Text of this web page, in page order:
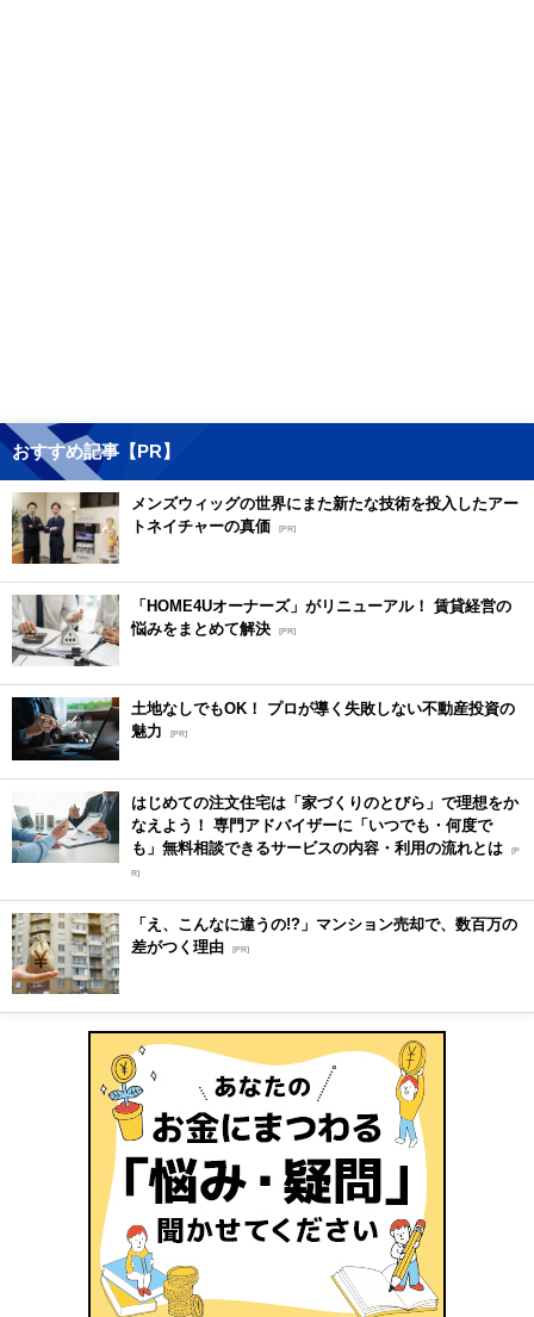
おすすめ記事【PR】
メンズウィッグの世界にまた新たな技術を投入したアー
トネイチャーの真価
[PR]
「HOME4Uオーナーズ」がリニューアル！ 賃貸経営の
悩みをまとめて解決 [PR]
土地なしでもOK！ プロが導く失敗しない不動産投資の
魅力
[PR]
はじめての注文住宅は「家づくりのとびら」で理想をか
なえよう！ 専門アドバイザーに「いつでも・何度で
も」無料相談できるサービスの内容・利用の流れとは [P
R]
「え、こんなに違うの!?」マンション売却で、数百万の
差がつく理由 [PR]